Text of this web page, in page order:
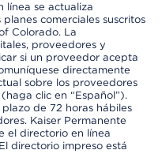
línea se actualiza
comerciales suscritos
Colorado. La
proveedores y
si un proveedor acepta
directamente
sobre los proveedores
(haga clic en “Español”).
de 72 horas hábiles
Kaiser Permanente
el directorio en línea
directorio impreso está